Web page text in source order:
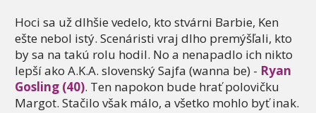
Hoci sa už dlhšie vedelo, kto stvárni Barbie, Ken
ešte nebol istý. Scenáristi vraj dlho premýšľali, kto
by sa na takú rolu hodil. No a nenapadlo ich nikto
lepší ako A.K.A. slovenský Sajfa (wanna be) - Ryan
Gosling (40). Ten napokon bude hrať polovičku
Margot. Stačilo však málo, a všetko mohlo byť inak.